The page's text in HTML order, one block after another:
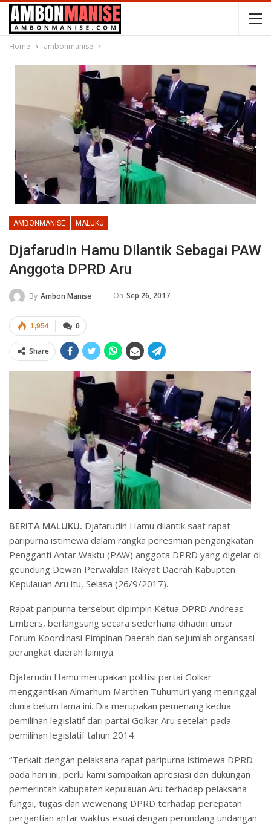
Home ambonmanise
AMBONMANISE MALUKU
Djafarudin Hamu Dilantik Sebagai PAW
Anggota DPRD Aru
By Ambon Manise On Sep 26, 2017
0
1,954
Share
BERITA MALUKU. Djafarudin Hamu dilantik saat rapat
paripurna istimewa dalam rangka peresmian pengangkatan
Pengganti Antar Waktu (PAW) anggota DPRD yang digelar di
geundung Dewan Perwakilan Rakyat Daerah Kabupten
Kepulauan Aru itu, Selasa (26/9/2017).
Rapat paripurna tersebut dipimpin Ketua DPRD Andreas
Limbers, berlangsung secara sederhana dihadiri unsur
Forum Koordinasi Pimpinan Daerah dan sejumlah organsasi
perangkat daerah lainnya.
Djafarudin Hamu merupakan politisi partai Golkar
menggantikan Almarhum Marthen Tuhumuri yang meninggal
dunia belum lama ini. Dia merupakan pemenang kedua
pemilihan legislatif dari partai Golkar Aru setelah pada
pemilihan legislatif tahun 2014.
“Terkait dengan pelaksana rapat paripurna istimewa DPRD
pada hari ini, perlu kami sampaikan apresiasi dan dukungan
pemerintah kabupaten kepulauan Aru terhadap pelaksana
fungsi, tugas dan wewenang DPRD terhadap perepatan
pergantian antar waktus esuai dengan perundang undangan